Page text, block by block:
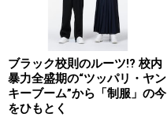
ブラック校則のルーツ!? 校内
暴力全盛期の“ツッパリ・ヤン
キーブーム”から「制服」の今
をひもとく